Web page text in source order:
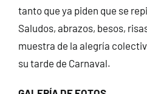
tanto que ya piden que se
Saludos, abrazos, besos,
muestra de la alegría
su tarde de Carnaval.